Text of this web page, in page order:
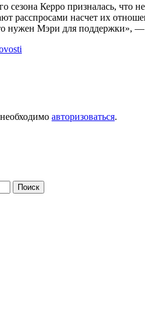
сезона Керро призналась,
расспросами насчет их
нужен Мэри для поддержки»,
авторизоваться.